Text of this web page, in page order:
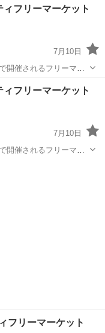
フリーマーケット
7月10日
開催されるフリーマー
ト
フリーマーケット
7月10日
開催されるフリーマー
フリーマーケット